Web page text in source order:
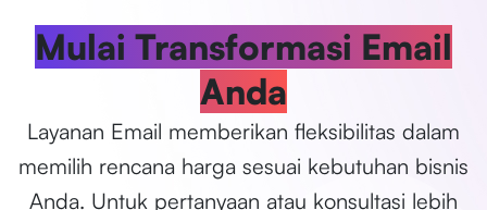
Mulai Transformasi Email
Anda
Layanan Email memberikan fleksibilitas dalam
memilih rencana harga sesuai kebutuhan bisnis
Anda. Untuk pertanyaan atau konsultasi lebih